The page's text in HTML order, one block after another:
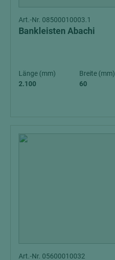
Art.-Nr. 08500010003.1
Bankleisten Abachi
Länge (mm)
2.100
Breite (mm)
60
Art.-Nr. 05600010032